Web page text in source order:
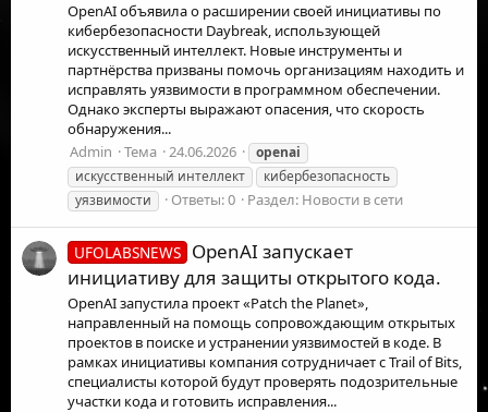
OpenAI объявила о расширении своей инициативы по
кибербезопасности Daybreak, использующей
искусственный интеллект. Новые инструменты и
партнёрства призваны помочь организациям находить и
исправлять уязвимости в программном обеспечении.
Однако эксперты выражают опасения, что скорость
обнаружения...
Admin
Тема 24.06.2026
openai
искусственный интеллект
кибербезопасность
уязвимости
Ответы: 0 Раздел: Новости в сети
UFOLABSNEWS OpenAI запускает
инициативу для защиты открытого кода.
OpenAI запустила проект «Patch the Planet»,
направленный на помощь сопровождающим открытых
проектов в поиске и устранении уязвимостей в коде. В
рамках инициативы компания сотрудничает с Trail of Bits,
специалисты которой будут проверять подозрительные
участки кода и готовить исправления...